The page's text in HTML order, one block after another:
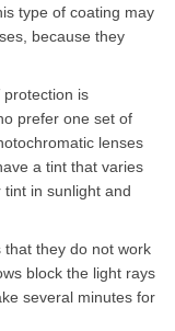
type of coating may
because they
protection is
prefer one set of
lenses
a tint that varies
in sunlight and
that they do not work
block the light rays
several minutes for